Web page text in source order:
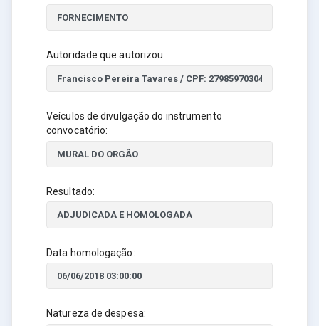
Autoridade que autorizou
Veículos de divulgação do instrumento
convocatório:
Resultado:
Data homologação:
Natureza de despesa: